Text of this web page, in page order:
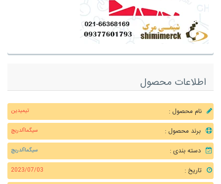
اطلاعات محصول
نام محصول : تیمیدین
برند محصول : سیگماآلدریچ
دسته بندی : سیگماآلدریچ
تاریخ : 2023/07/03